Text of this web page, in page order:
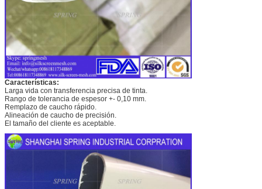
Características:
Larga vida con transferencia precisa de tinta.
Rango de tolerancia de espesor +- 0,10 mm.
Remplazo de caucho rápido.
Alineación de caucho de precisión.
El tamaño del cliente es aceptable.